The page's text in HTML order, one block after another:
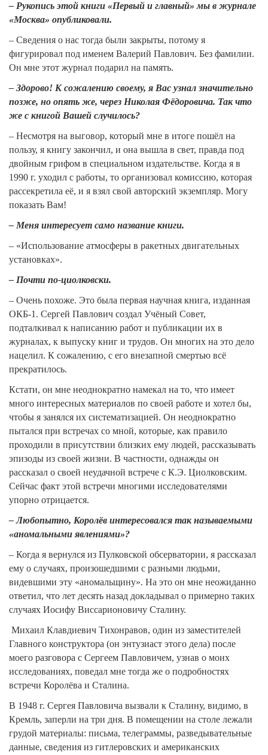
– Рукопись этой книги «Первый и главный» мы в журнале
«Москва» опубликовали.
– Сведения о нас тогда были закрыты, потому я
фигурировал под именем Валерий Павлович. Без фамилии.
Он мне этот журнал подарил на память.
– Здорово! К сожалению своему, я Вас узнал значительно
позже, но опять же, через Николая Фёдоровича. Так что
же с книгой Вашей случилось?
– Несмотря на выговор, который мне в итоге пошёл на
пользу, я книгу закончил, и она вышла в свет, правда под
двойным грифом в специальном издательстве. Когда я в
1990 г. уходил с работы, то организовал комиссию, которая
рассекретила её, и я взял свой авторский экземпляр. Могу
показать Вам!
– Меня интересует само название книги.
– «Использование атмосферы в ракетных двигательных
установках».
– Почти по-циолковски.
– Очень похоже. Это была первая научная книга, изданная
ОКБ-1. Сергей Павлович создал Учёный Совет,
подталкивал к написанию работ и публикации их в
журналах, к выпуску книг и трудов. Он многих на это дело
нацелил. К сожалению, с его внезапной смертью всё
прекратилось.
Кстати, он мне неоднократно намекал на то, что имеет
много интересных материалов по своей работе и хотел бы,
чтобы я занялся их систематизацией. Он неоднократно
пытался при встречах со мной, которые, как правило
проходили в присутствии близких ему людей, рассказывать
эпизоды из своей жизни. В частности, однажды он
рассказал о своей неудачной встрече с К.Э. Циолковским.
Сейчас факт этой встречи многими исследователями
упорно отрицается.
– Любопытно, Королёв интересовался так называемыми
«аномальными явлениями»?
– Когда я вернулся из Пулковской обсерватории, я рассказал
ему о случаях, произошедшими с разными людьми,
видевшими эту «аномальщину». На это он мне неожиданно
ответил, что лет десять назад докладывал о примерно таких
случаях Иосифу Виссарионовичу Сталину.
Михаил Клавдиевич Тихонравов, один из заместителей
Главного конструктора (он энтузиаст этого дела) после
моего разговора с Сергеем Павловичем, узнав о моих
исследованиях, поведал мне тогда же о подробностях
встречи Королёва и Сталина.
В 1948 г. Сергея Павловича вызвали к Сталину, видимо, в
Кремль, заперли на три дня. В помещении на столе лежали
грудой материалы: письма, телеграммы, разведывательные
данные, сведения из гитлеровских и американских